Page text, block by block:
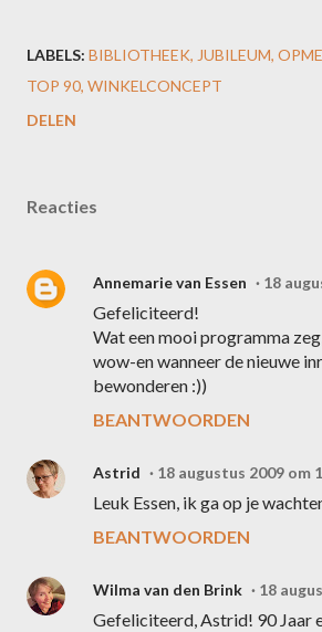
LABELS: BIBLIOTHEEK JUBILEUM
TOP 90 WINKELCONCEPT
DELEN
Reacties
Annemarie van Essen 18
Gefeliciteerd!
Wat een mooi programma
wow-en wanneer de nieuwe
bewonderen :))
BEANTWOORDEN
Astrid 18 augustus 2009 om
Leuk Essen, ik ga op je
BEANTWOORDEN
Wilma van den Brink 18
Gefeliciteerd, Astrid! 90 Jaar